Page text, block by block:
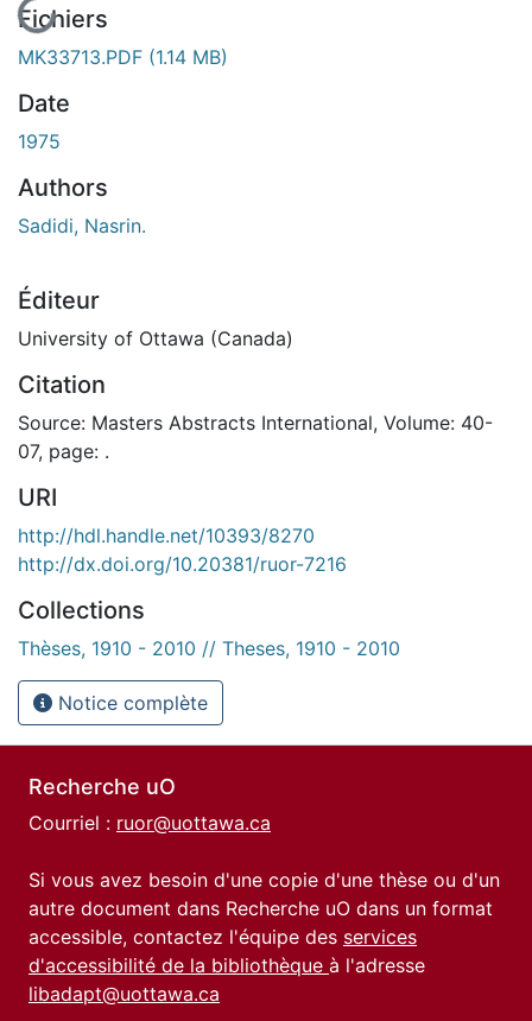
En cours de chargement...
Fichiers
MK33713.PDF (1.14 MB)
Date
1975
Authors
Sadidi, Nasrin.
Éditeur
University of Ottawa (Canada)
Citation
Source: Masters Abstracts International, Volume: 40-
07, page: .
URI
http://hdl.handle.net/10393/8270
http://dx.doi.org/10.20381/ruor-7216
Collections
Thèses, 1910 - 2010 // Theses, 1910 - 2010
Notice complète
Recherche uO
Courriel : ruor@uottawa.ca
Si vous avez besoin d'une copie d'une thèse ou d'un
autre document dans Recherche uO dans un format
accessible, contactez l'équipe des services
d'accessibilité de la bibliothèque à l'adresse
libadapt@uottawa.ca